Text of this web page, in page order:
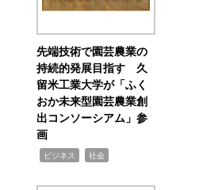
先端技術で園芸農業の
持続的発展目指す 久
留米工業大学が「ふく
おか未来型園芸農業創
出コンソーシアム」参
画
ビジネス 社会